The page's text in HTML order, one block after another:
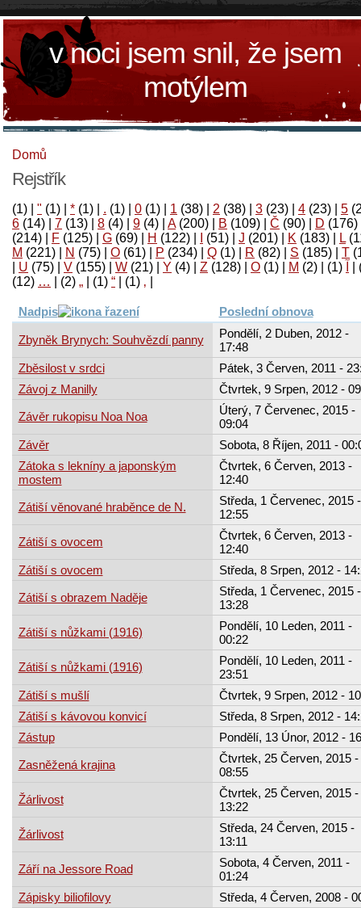
v noci jsem snil, že jsem
motýlem
Domů
Rejstřík
(1) " (1) * (1) . (1) 0 (1) 1 (38) 2 (38) 3 (23) 4 (23) 5
6 (14) 7 (13) 8 (4) 9 (4) A(200) B (109) Č (90) D (176)
(214)
F (125) G (69) H (122) (51) J (201) K (183) L
M (221) N (75) O (61) P (234) Q (1) R (82) S (185) T
U (75) V (155) W (21) Y (4) Z (128) Ο (1) М (2)
(1)
‚
(1)
“
(1)
„
(2)
…
(12)
Nadpis Poslední obnova
Zbyněk Brynych: Souhvězdí panny
Pondělí, 2 Duben, 2012 -
17:48
Zběsilost v srdci
Pátek, 3 Červen, 2011 -
Závoj z Manilly
Čtvrtek, 9 Srpen, 2012 -
Závěr rukopisu Noa Noa
Úterý, 7 Červenec, 2015 -
09:04
Závěr
Sobota, 8 Říjen, 2011 -
Zátoka s lekníny a japonským
mostem
Čtvrtek, 6 Červen, 2013 -
12:40
Zátiší věnované hraběnce de N.
Středa, 1 Červenec, 2015 -
12:55
Zátiší s ovocem
Čtvrtek, 6 Červen, 2013 -
12:40
Zátiší s ovocem
Středa, 8 Srpen, 2012 -
Zátiší s obrazem Naděje
Středa, 1 Červenec, 2015 -
13:28
Zátiší s nůžkami (1916)
Pondělí, 10 Leden, 2011 -
00:22
Zátiší s nůžkami (1916)
Pondělí, 10 Leden, 2011 -
23:51
Zátiší s mušlí
Čtvrtek, 9 Srpen, 2012 -
Zátiší s kávovou konvicí
Středa, 8 Srpen, 2012 -
Zástup
Pondělí, 13 Únor, 2012 -
Zasněžená krajina
Čtvrtek, 25 Červen, 2015 -
08:55
Žárlivost
Čtvrtek, 25 Červen, 2015 -
13:22
Žárlivost
Středa, 24 Červen, 2015 -
13:11
Září na Jessore Road
Sobota, 4 Červen, 2011 -
01:24
Zápisky biliofilovy
Středa, 4 Červen, 2008 -